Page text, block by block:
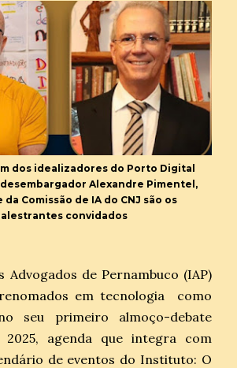
dos idealizadores do Porto Digital
Alexandre Pimentel,
Comissão de IA do CNJ são os
convidados
de Pernambuco (IAP)
em tecnologia como
seu primeiro almoço-debate
agenda que integra com
de eventos do Instituto: O